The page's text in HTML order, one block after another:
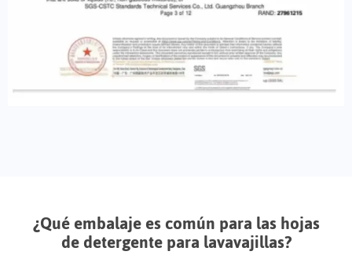
¿Qué embalaje es común para las hojas
de detergente para lavavajillas?